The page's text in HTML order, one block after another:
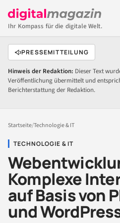
Ihr Kompass für die digitale Welt.
PRESSEMITTEILUNG
Hinweis der Redaktion: Dieser Text
Veröffentlichung übermittelt und
Berichterstattung der Redaktion.
Startseite/Technologie & IT
TECHNOLOGIE & IT
Komplexe
auf Basis von
und